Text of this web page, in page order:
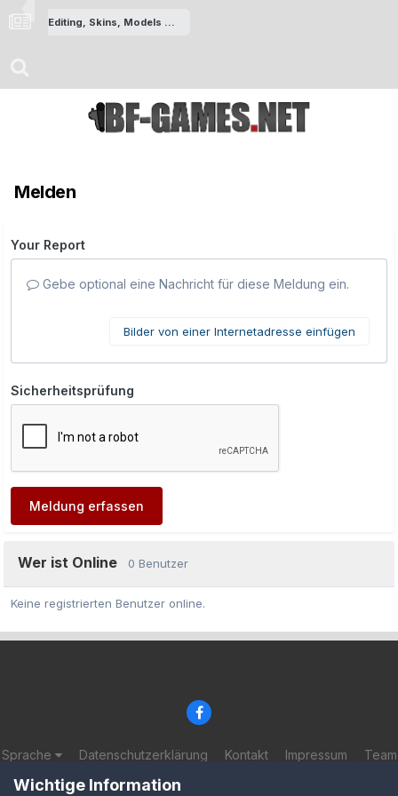
Editing, Skins, Models & Codes
Melden
Your Report
Gebe optional eine Nachricht für diese Meldung ein.
Bilder von einer Internetadresse einfügen
Sicherheitsprüfung
Meldung erfassen
Wer ist Online 0 Benutzer
Keine registrierten Benutzer online.
Sprache Datenschutzerklärung Kontakt Impressum Team
© 2002-2025 BF-Games.net
Powered by Invision Community
Wichtige Information